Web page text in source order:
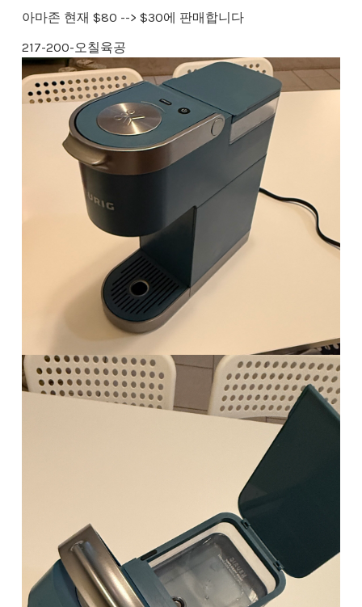
아마존 현재 $80 --> $30에 판매합니다
217-200-오칠육공